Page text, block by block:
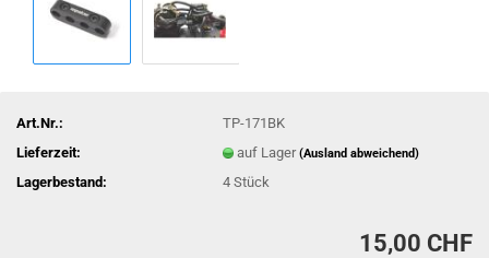
Art.Nr.:
TP-171BK
Lieferzeit:
auf Lager(Ausland abweichend)
Lagerbestand: 4Stück
15,00 CHF